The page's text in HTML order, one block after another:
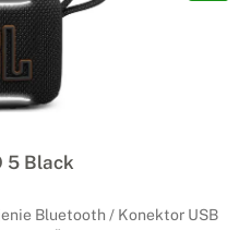
5 Black
Bluetooth / Konektor USB